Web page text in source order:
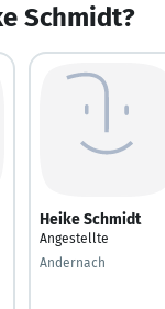
Schmidt?
Heike Schmidt
Angestellte
Andernach